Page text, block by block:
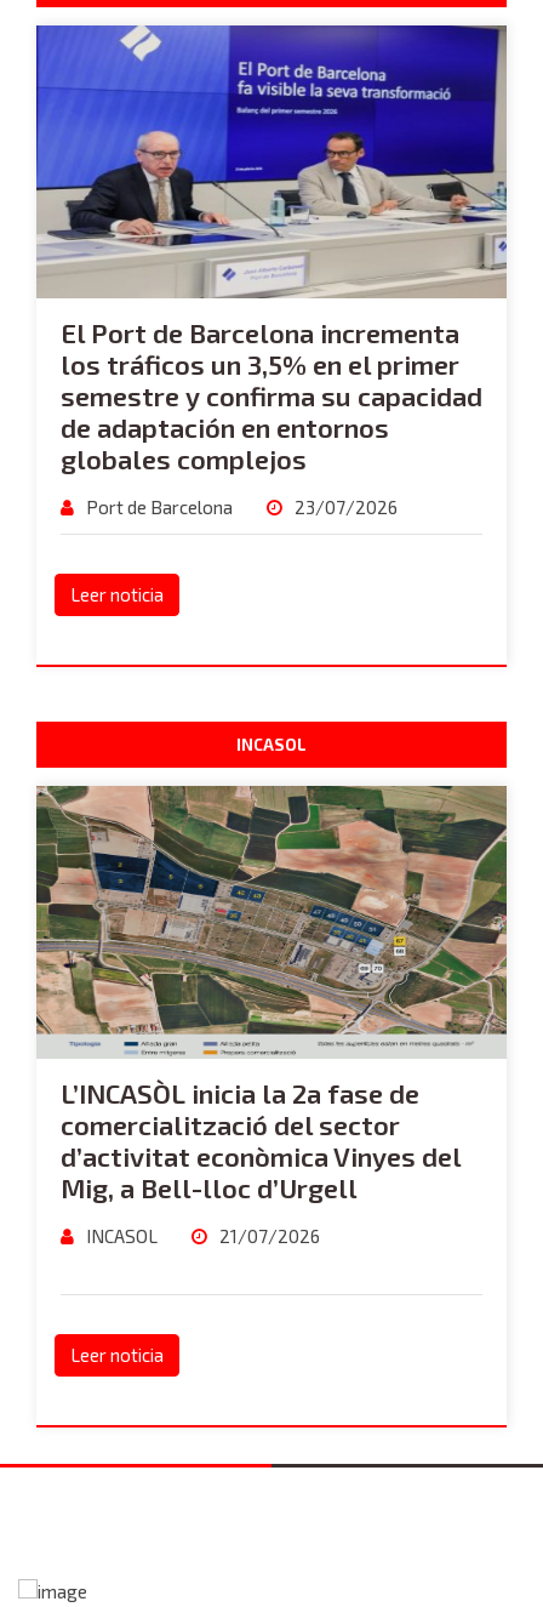
El Port de Barcelona incrementa
los tráficos un 3,5% en el primer
semestre y confirma su capacidad
de adaptación en entornos
globales complejos
Port de Barcelona 23/07/2026
Leer noticia
INCASOL
L’INCASÒL inicia la 2a fase de
comercialització del sector
d’activitat econòmica Vinyes del
Mig, a Bell-lloc d’Urgell
INCASOL 21/07/2026
Leer noticia